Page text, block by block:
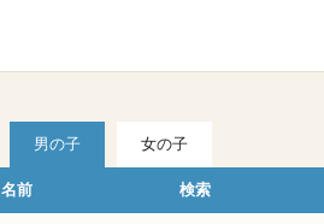
男の子 女の子
名前 検索